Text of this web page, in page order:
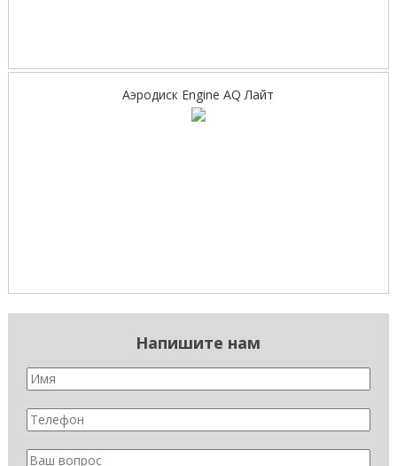
Аэродиск Engine AQ Лайт
Напишите нам